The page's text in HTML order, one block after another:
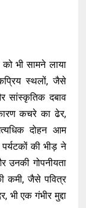
भी सामने लाया
स्थलों, जैसे
सांस्कृतिक दबाव
कचरे का ढेर,
दोहन आम
की भीड़ ने
उनकी गोपनीयता
कमी, जैसे पवित्र
भी एक गंभीर मुद्दा